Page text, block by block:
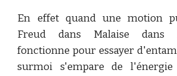
En effet quand une motion
Freud dans Malaise dans
fonctionne pour essayer
surmoi s'empare de